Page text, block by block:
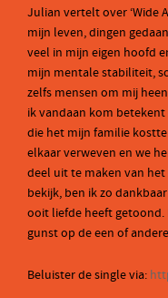
Julian vertelt over ‘Wide
mijn leven, dingen
veel in mijn eigen hoofd
mijn mentale stabiliteit,
zelfs mensen om mij
ik vandaan kom
die het mijn familie
elkaar verweven en we
deel uit te maken van
bekijk, ben ik zo
ooit liefde heeft
gunst op de een of
Beluister de single via: